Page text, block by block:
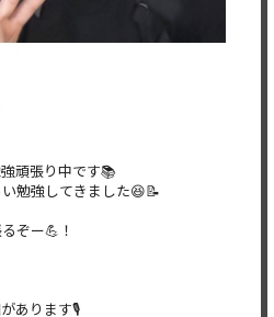
頑張り中です📚
勉強してきました😆📝
ぞー💪！
あります🎙️